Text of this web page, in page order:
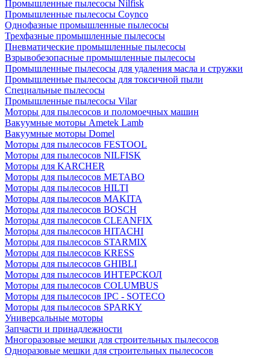
Промышленные пылесосы Nilfisk
Промышленные пылесосы Coynco
Однофазные промышленные пылесосы
Трехфазные промышленные пылесосы
Пневматические промышленные пылесосы
Взрывобезопасные промышленные пылесосы
Промышленные пылесосы для удаления масла и стружки
Промышленные пылесосы для токсичной пыли
Специальные пылесосы
Промышленные пылесосы Vilar
Моторы для пылесосов и поломоечных машин
Вакуумные моторы Ametek Lamb
Вакуумные моторы Domel
Моторы для пылесосов FESTOOL
Моторы для пылесосов NILFISK
Моторы для KARCHER
Моторы для пылесосов METABO
Моторы для пылесосов HILTI
Моторы для пылесосов MAKITA
Моторы для пылесосов BOSCH
Моторы для пылесосов CLEANFIX
Моторы для пылесосов HITACHI
Моторы для пылесосов STARMIX
Моторы для пылесосов KRESS
Моторы для пылесосов GHIBLI
Моторы для пылесосов ИНТЕРСКОЛ
Моторы для пылесосов COLUMBUS
Моторы для пылесосов IPC - SOTECO
Моторы для пылесосов SPARKY
Универсальные моторы
Запчасти и принадлежности
Многоразовые мешки для строительных пылесосов
Одноразовые мешки для строительных пылесосов